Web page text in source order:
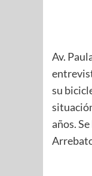
Av.
su
años.